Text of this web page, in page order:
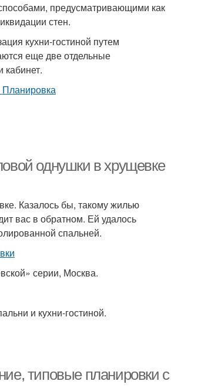
предусматривающими как
стен.
кухни-гостиной путем
еще две отдельные
однушки в хрущевке
Казалось бы, такому жилью
вас в обратном. Ей удалось
спальней.
серии, Москва.
и кухни-гостиной.
типовые планировки с